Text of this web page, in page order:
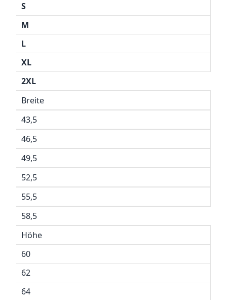
S
M
L
XL
2XL
Breite
43,5
46,5
49,5
52,5
55,5
58,5
Höhe
60
62
64